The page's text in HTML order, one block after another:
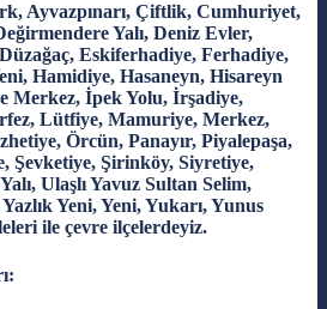
Ayvazpınarı, Çiftlik, Cumhuriyet,
Yalı, Deniz Evler,
Eskiferhadiye, Ferhadiye,
Hamidiye, Hasaneyn, Hisareyn
Merkez, İpek Yolu, İrşadiye,
Lütfiye, Mamuriye, Merkez,
Örcün, Panayır, Piyalepaşa,
Şevketiye, Şirinköy, Siyretiye,
Ulaşlı Yavuz Sultan Selim,
Yeni, Yeni, Yukarı, Yunus
ile çevre ilçelerdeyiz.